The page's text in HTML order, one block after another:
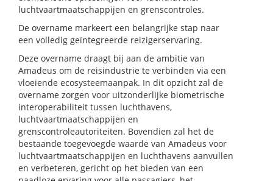
luchtvaartmaatschappijen en grenscontroles.
De overname markeert een belangrijke stap naar
een volledig geïntegreerde reizigerservaring.
Deze overname draagt bij aan de ambitie van
Amadeus om de reisindustrie te verbinden via een
vloeiende ecosysteemaanpak. In dit opzicht zal de
overname zorgen voor uitzonderlijke biometrische
interoperabiliteit tussen luchthavens,
luchtvaartmaatschappijen en
grenscontroleautoriteiten. Bovendien zal het de
bestaande toegevoegde waarde van Amadeus voor
luchtvaartmaatschappijen en luchthavens aanvullen
en verbeteren, gericht op het bieden van een